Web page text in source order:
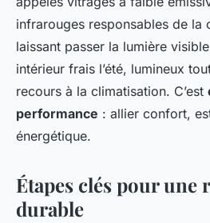
infrarouges responsables de la
laissant passer la lumière
intérieur frais l’été, lumineux
recours à la climatisation. C’est
performance : allier confort,
énergétique.
Étapes clés pour une
durable